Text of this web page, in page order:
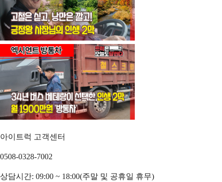
아이트럭 고객센터
0508-0328-7002
상담시간: 09:00 ~ 18:00(주말 및 공휴일 휴무)